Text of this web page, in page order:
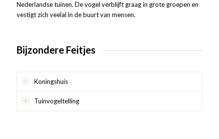
Nederlandse tuinen. De vogel verblijft graag in grote groepen en
vestigt zich veelal in de buurt van mensen.
Bijzondere Feitjes
Koningshuis
Tuinvogeltelling